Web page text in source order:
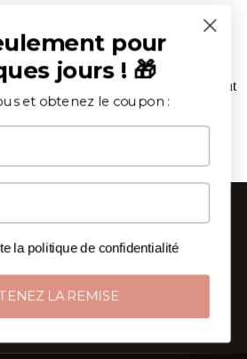
personnes qui vous répondent
conseillers pour tout doute concernant
vendredi de 9h à 13h et de 14h à 18h.
pour
jours ! 🎁
et obtenez le coupon :
la politique de confidentialité
LA REMISE